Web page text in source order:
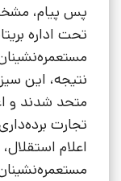
پس پیام،
تحت اداره
نتیجه، این
متحد شدند و
تجارت
اعلام